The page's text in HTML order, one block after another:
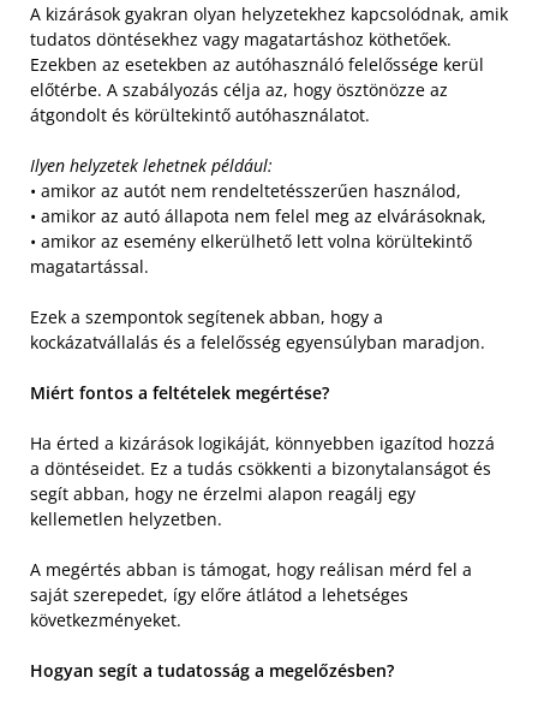
A kizárások gyakran olyan helyzetekhez kapcsolódnak, amik
tudatos döntésekhez vagy magatartáshoz köthetőek.
Ezekben az esetekben az autóhasználó felelőssége kerül
előtérbe. A szabályozás célja az, hogy ösztönözze az
átgondolt és körültekintő autóhasználatot.
Ilyen helyzetek lehetnek például:
• amikor az autót nem rendeltetésszerűen használod,
• amikor az autó állapota nem felel meg az elvárásoknak,
• amikor az esemény elkerülhető lett volna körültekintő
magatartással.
Ezek a szempontok segítenek abban, hogy a
kockázatvállalás és a felelősség egyensúlyban maradjon.
Miért fontos a feltételek megértése?
Ha érted a kizárások logikáját, könnyebben igazítod hozzá
a döntéseidet. Ez a tudás csökkenti a bizonytalanságot és
segít abban, hogy ne érzelmi alapon reagálj egy
kellemetlen helyzetben.
A megértés abban is támogat, hogy reálisan mérd fel a
saját szerepedet, így előre átlátod a lehetséges
következményeket.
Hogyan segít a tudatosság a megelőzésben?